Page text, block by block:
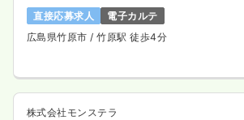
直接応募求人
電子カルテ
広島県竹原市 / 竹原駅 徒歩4分
株式会社モンステラ